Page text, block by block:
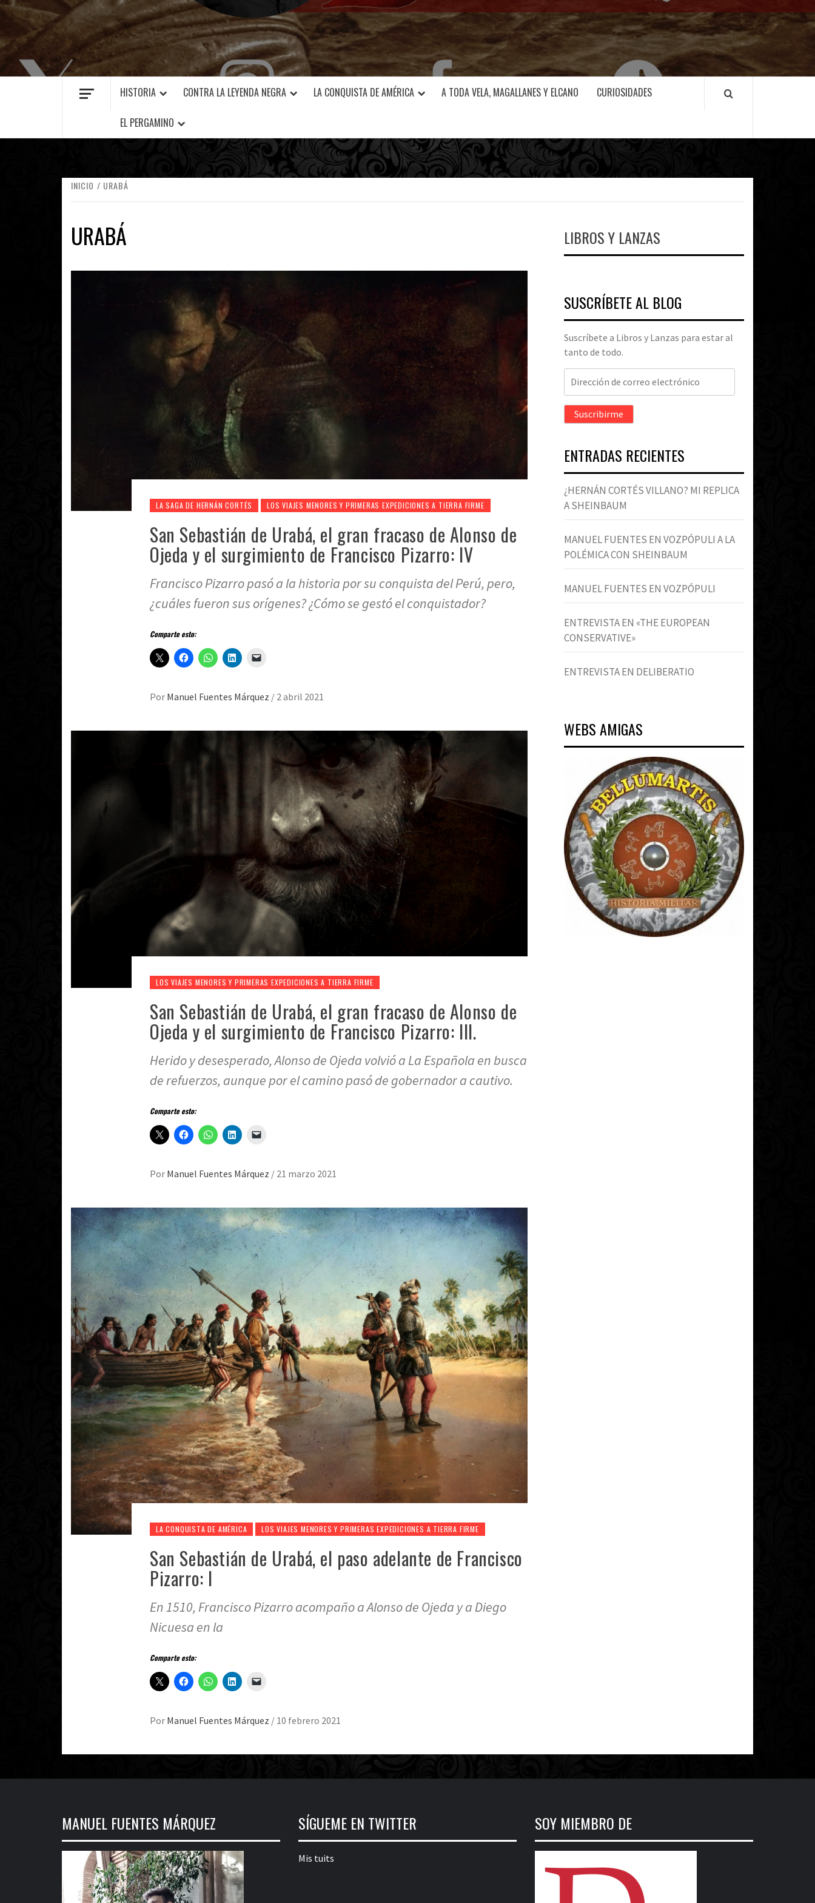
MANUEL FUENTES
HISTORIA CONTRA LA LEYENDA NEGRA LA CONQUISTA DE AMÉRICA A TODA VELA, MAGALLANES Y ELCANO CURIOSIDADES
EL PERGAMINO
INICIO URABÁ
URABÁ
LA SAGA DE HERNÁN CORTÉS LOS VIAJES MENORES Y PRIMERAS EXPEDICIONES A TIERRA FIRME
San Sebastián de Urabá, el gran fracaso de Alonso de
Ojeda y el surgimiento de Francisco Pizarro: IV
Francisco Pizarro pasó a la historia por su conquista del Perú, pero,
¿cuáles fueron sus orígenes? ¿Cómo se gestó el conquistador?
Comparte esto:
Por Manuel Fuentes Márquez / 2 abril 2021
LOS VIAJES MENORES Y PRIMERAS EXPEDICIONES A TIERRA FIRME
San Sebastián de Urabá, el gran fracaso de Alonso de
Ojeda y el surgimiento de Francisco Pizarro: III.
Herido y desesperado, Alonso de Ojeda volvió a La Española en busca
de refuerzos, aunque por el camino pasó de gobernador a cautivo.
Comparte esto:
Por Manuel Fuentes Márquez / 21 marzo 2021
LA CONQUISTA DE AMÉRICA LOS VIAJES MENORES Y PRIMERAS EXPEDICIONES A TIERRA FIRME
San Sebastián de Urabá, el paso adelante de Francisco
Pizarro: I
En 1510, Francisco Pizarro acompaño a Alonso de Ojeda y a Diego
Nicuesa en la
Comparte esto:
Por Manuel Fuentes Márquez / 10 febrero 2021
LIBROS Y LANZAS
SUSCRÍBETE AL BLOG
Suscríbete a Libros y Lanzas para estar al
tanto de todo.
Dirección
correo
electrónico
Suscribirme
ENTRADAS RECIENTES
¿HERNÁN CORTÉS VILLANO? MI REPLICA
A SHEINBAUM
MANUEL FUENTES EN VOZPÓPULI A LA
POLÉMICA CON SHEINBAUM
MANUEL FUENTES EN VOZPÓPULI
ENTREVISTA EN «THE EUROPEAN
CONSERVATIVE»
ENTREVISTA EN DELIBERATIO
WEBS AMIGAS
MANUEL FUENTES MÁRQUEZ SÍGUEME EN TWITTER
Mis tuits
SOY MIEMBRO DE